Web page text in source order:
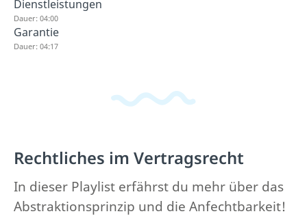
Dienstleistungen
Dauer: 04:00
Garantie
Dauer: 04:17
Rechtliches im Vertragsrecht
In dieser Playlist erfährst du mehr über das
Abstraktionsprinzip und die Anfechtbarkeit!